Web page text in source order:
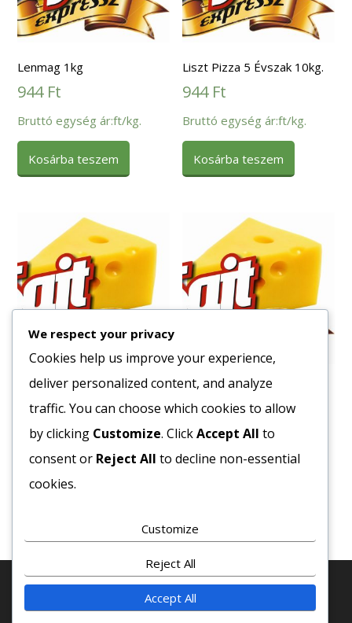
Lenmag 1kg
944 Ft
Bruttó egység ár:ft/kg.
Kosárba teszem
Liszt Pizza 5 Évszak 10kg.
944 Ft
Bruttó egység ár:ft/kg.
Kosárba teszem
Lencse 5 kg.
1492Ft
Bruttó egység ár:ft/kg.
Kosárba teszem
Gomba Szeletelt Üveges
350/170 g
502Ft
Bruttó egység ár:ft/db.
© 2020 COPYRIGHT - MINDEN JOG FENTTARVA! · SAJT-
We respect your privacy
Cookies help us improve your experience,
deliver personalized content, and analyze
traffic. You can choose which cookies to allow
by clicking Customize. ClickAccept All to
consent or Reject All to decline non-essential
cookies.
Customize
Reject All
Accept All